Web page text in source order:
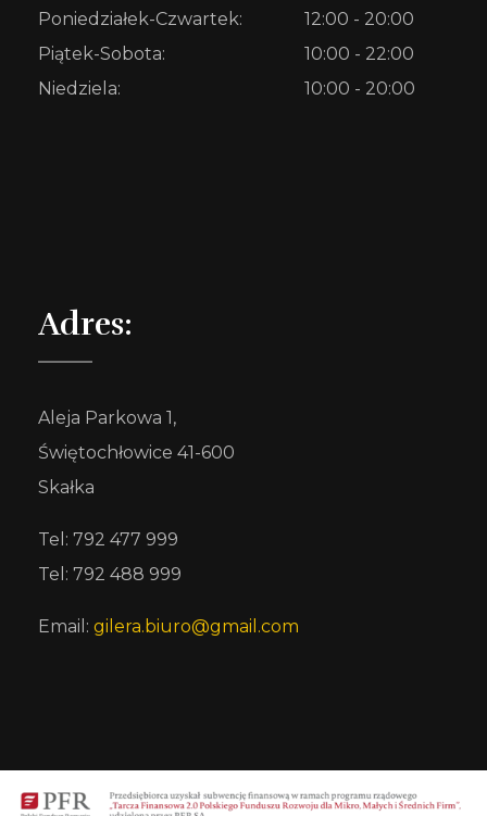
Poniedziałek-Czwartek:
12:00 - 20:00
Piątek-Sobota:
10:00 - 22:00
Niedziela:
10:00 - 20:00
Adres:
Aleja Parkowa 1,
Świętochłowice 41-600
Skałka
Tel: 792 477 999
Tel: 792 488 999
Email: gilera.biuro@gmail.com